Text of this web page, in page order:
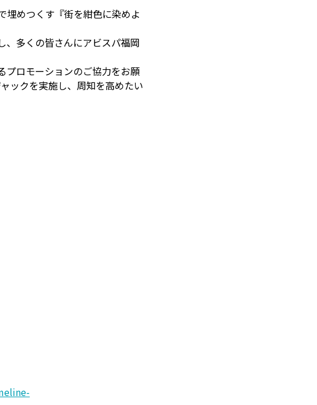
埋めつくす『街を紺色に染めよ
、多くの皆さんにアビスパ福岡
プロモーションのご協力をお願
ックを実施し、周知を高めたい